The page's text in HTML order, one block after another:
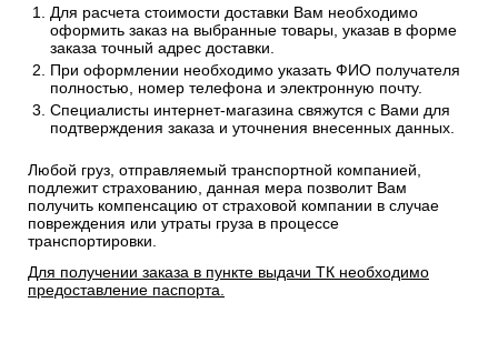
Для расчета стоимости доставки Вам необходимо
оформить заказ на выбранные товары, указав в форме
заказа точный адрес доставки.
При оформлении необходимо указать ФИО получателя
полностью, номер телефона и электронную почту.
Специалисты интернет-магазина свяжутся с Вами для
подтверждения заказа и уточнения внесенных данных.
Любой груз, отправляемый транспортной компанией,
подлежит страхованию, данная мера позволит Вам
получить компенсацию от страховой компании в случае
повреждения или утраты груза в процессе
транспортировки.
Для получении заказа в пункте выдачи ТК необходимо
предоставление паспорта.